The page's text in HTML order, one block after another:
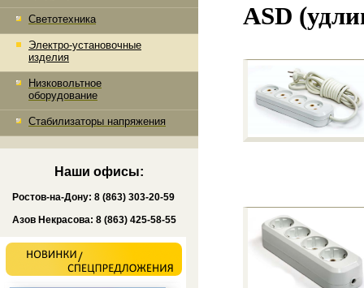
Светотехника
Электро-установочные
изделия
Низковольтное
оборудование
Стабилизаторы напряжения
Наши офисы:
Ростов-на-Дону: 8 (863) 303-20-59
Азов Некрасова: 8 (863) 425-58-55
ASD